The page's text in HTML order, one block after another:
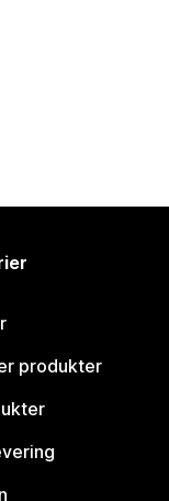
produkter